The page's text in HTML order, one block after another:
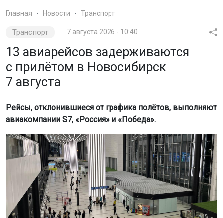
Главная Новости Транспорт
Транспорт 7 августа 2026 - 10:40
13 авиарейсов задерживаются
с прилётом в Новосибирск
7 августа
Рейсы, отклонившиеся от графика полётов, выполняют
авиакомпании S7, «Россия» и «Победа».